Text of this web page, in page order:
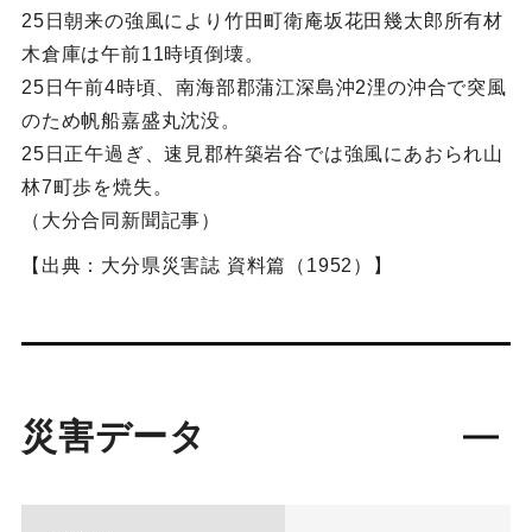
25日朝来の強風により竹田町衛庵坂花田幾太郎所有材
木倉庫は午前11時頃倒壊。
25日午前4時頃、南海部郡蒲江深島沖2浬の沖合で突風
のため帆船嘉盛丸沈没。
25日正午過ぎ、速見郡杵築岩谷では強風にあおられ山
林7町歩を焼失。
（大分合同新聞記事）
【出典：大分県災害誌 資料篇（1952）】
災害データ